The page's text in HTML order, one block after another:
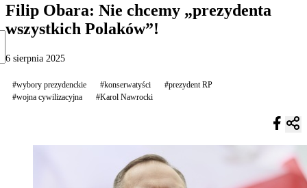
Filip Obara: Nie chcemy „prezydenta
wszystkich Polaków”!
6 sierpnia 2025
#wybory prezydenckie #konserwatyści
#prezydent RP
#wojna cywilizacyjna
#Karol Nawrocki